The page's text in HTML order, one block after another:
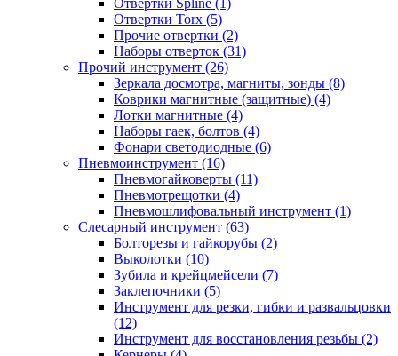
Отвертки Torx (5)
Прочие отвертки (2)
Наборы отверток (31)
Прочий инструмент (26)
Зеркала досмотра, магниты, зонды (8)
Коврики магнитные (защитные) (4)
Лотки магнитные (4)
Наборы гаек, болтов (4)
Фонари светодиодные (6)
Пневмоинструмент (16)
Пневмогайковерты (11)
Пневмотрещотки (4)
Пневмошлифовальный инструмент (1)
Слесарный инструмент (63)
Болторезы и гайкорубы (2)
Выколотки (10)
Зубила и крейцмейсели (7)
Заклепочники (5)
Инструмент для резки, гибки и развальцовки
(12)
Инструмент для восстановления резьбы (2)